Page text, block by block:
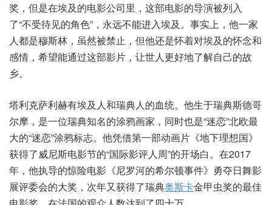
奖，但是在埃及的电影公司里，这部电影的导演被列入
了“不受待见的角色”，永远不能进入埃及。事实上，他一家
人都是穆斯林，虽然被禁止，但他还是怀着对埃及的怀念和
感情，希望能通过这部影片，让世人更好地了解自己的故
乡。
塔利克萨利赫有埃及人和瑞典人的血统。他生于瑞典斯德哥
尔摩，是一位瑞典知名的涂鸦画家，同时也是“迷恋”北欧最
大的“迷恋”涂鸦标志。他凭借第一部动画片《地下理想国》
获得了威尼斯电影节的“国际影评人周”的开场白。在2017
年，他执导的惊险电影《尼罗河的希尔顿事件》勇夺日舞影
展评委会的大奖，次年又获得了瑞典奥斯卡金甲虫奖的最佳